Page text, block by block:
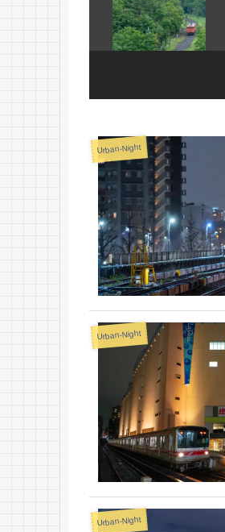
Urban-Night
Urban-Night
Urban-Night